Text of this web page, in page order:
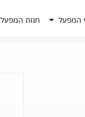
המפעל חנות המפעל